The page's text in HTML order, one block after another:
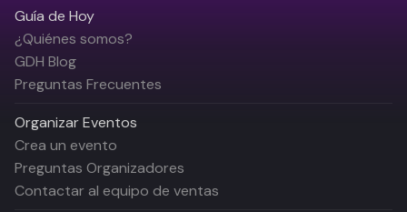
Guía de Hoy
¿Quiénes somos?
GDH Blog
Preguntas Frecuentes
Organizar Eventos
Crea un evento
Preguntas Organizadores
Contactar al equipo de ventas